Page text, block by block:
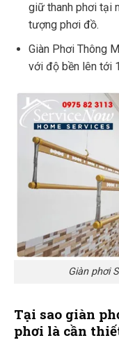
giữ thanh phơi tại
tượng phơi đồ.
Giàn Phơi Thông
với độ bền lên tới
Giàn phơi
Tại sao giàn
phơi là cần